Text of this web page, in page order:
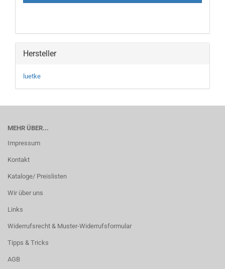
Hersteller
luetke
MEHR ÜBER...
Impressum
Kontakt
Kataloge/ Preislisten
Wir über uns
Links
Widerrufsrecht & Muster-Widerrufsformular
Tipps & Tricks
AGB